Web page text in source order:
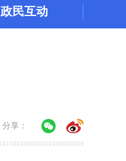
政民互动
分享：